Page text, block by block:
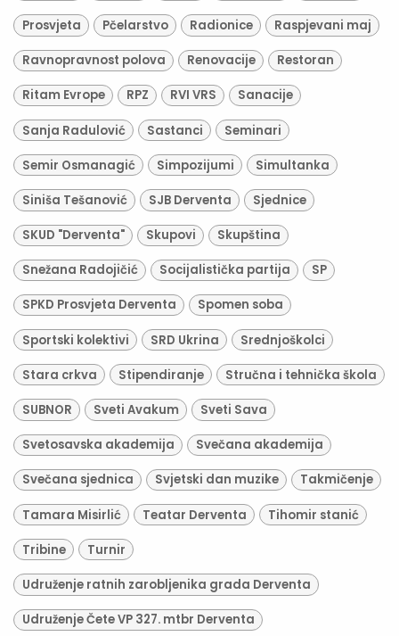
Prosvjeta Pčelarstvo Radionice Raspjevani maj
Ravnopravnost polova Renovacije Restoran
Ritam Evrope RPZ RVI VRS Sanacije
Sanja Radulović Sastanci Seminari
Semir Osmanagić Simpozijumi Simultanka
Siniša Tešanović SJB Derventa Sjednice
SKUD "Derventa" Skupovi Skupština
Snežana Radojičić Socijalistička partija SP
SPKD Prosvjeta Derventa Spomen soba
Sportski kolektivi SRD Ukrina Srednjoškolci
Stara crkva Stipendiranje Stručna i tehnička škola
SUBNOR Sveti Avakum Sveti Sava
Svetosavska akademija Svečana akademija
Svečana sjednica Svjetski dan muzike Takmičenje
Tamara Misirlić Teatar Derventa Tihomir stanić
Tribine Turnir
Udruženje ratnih zarobljenika grada Derventa
Udruženje Čete VP 327. mtbr Derventa